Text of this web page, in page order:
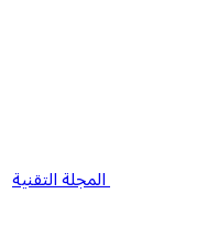
المجلة التقنية